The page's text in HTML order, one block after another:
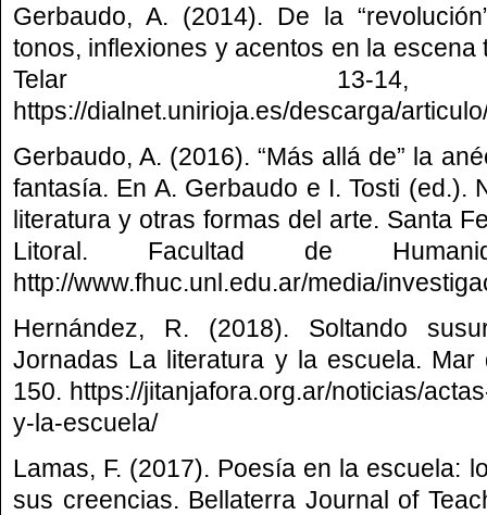
Gerbaudo, A. (2014). De la
tonos, inflexiones y acentos en la
Telar 13-14,
https://dialnet.unirioja.es/descarga/
Gerbaudo, A. (2016). “Más allá de” la
fantasía. En A. Gerbaudo e I. Tosti (ed.).
literatura y otras formas del arte. Santa
Litoral. Facultad de
http://www.fhuc.unl.edu.ar/media/
Hernández, R. (2018). Soltando
Jornadas La literatura y la escuela. Mar
150. https://jitanjafora.org.ar/noticias/
y-la-escuela/
Lamas, F. (2017). Poesía en la escuela:
sus creencias. Bellaterra Journal of